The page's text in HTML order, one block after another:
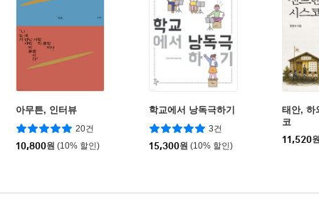
아무튼, 인터뷰
20건
10,800원 (10% 할인)
학교에서 낭독극하기
3건
15,300원 (10% 할인)
태안, 하
코
11,520원